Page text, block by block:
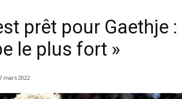
prêt pour Gaethje :
le plus fort »
mars 2022